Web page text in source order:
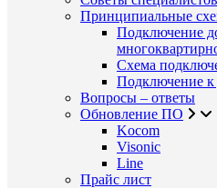
Принципиальные
Подключение
Схема
Подключение к
Вопросы – ответы
Обновление ПО
Kocom
Visonic
Line
Прайс лист